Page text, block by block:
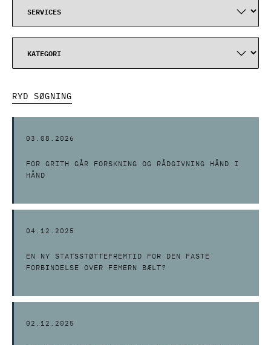
RYD SØGNING
03.08.2026
FOR GRITH GÅR FORSKNING OG RÅDGIVNING HÅND I
HÅND
04.12.2025
EN NY STATSSTØTTEFREMTID FOR DEN FASTE
FORBINDELSE OVER FEMERN BÆLT?
02.12.2025